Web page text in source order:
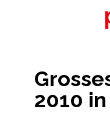
2010